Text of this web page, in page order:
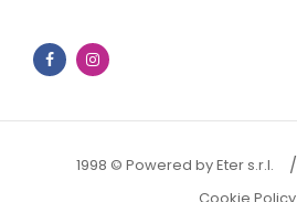
Facebook
1998 © Powered by Eter s.r.l.